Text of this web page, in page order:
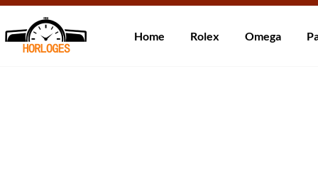
Over onsContactKlantbeoordelingen
Home Rolex Omega